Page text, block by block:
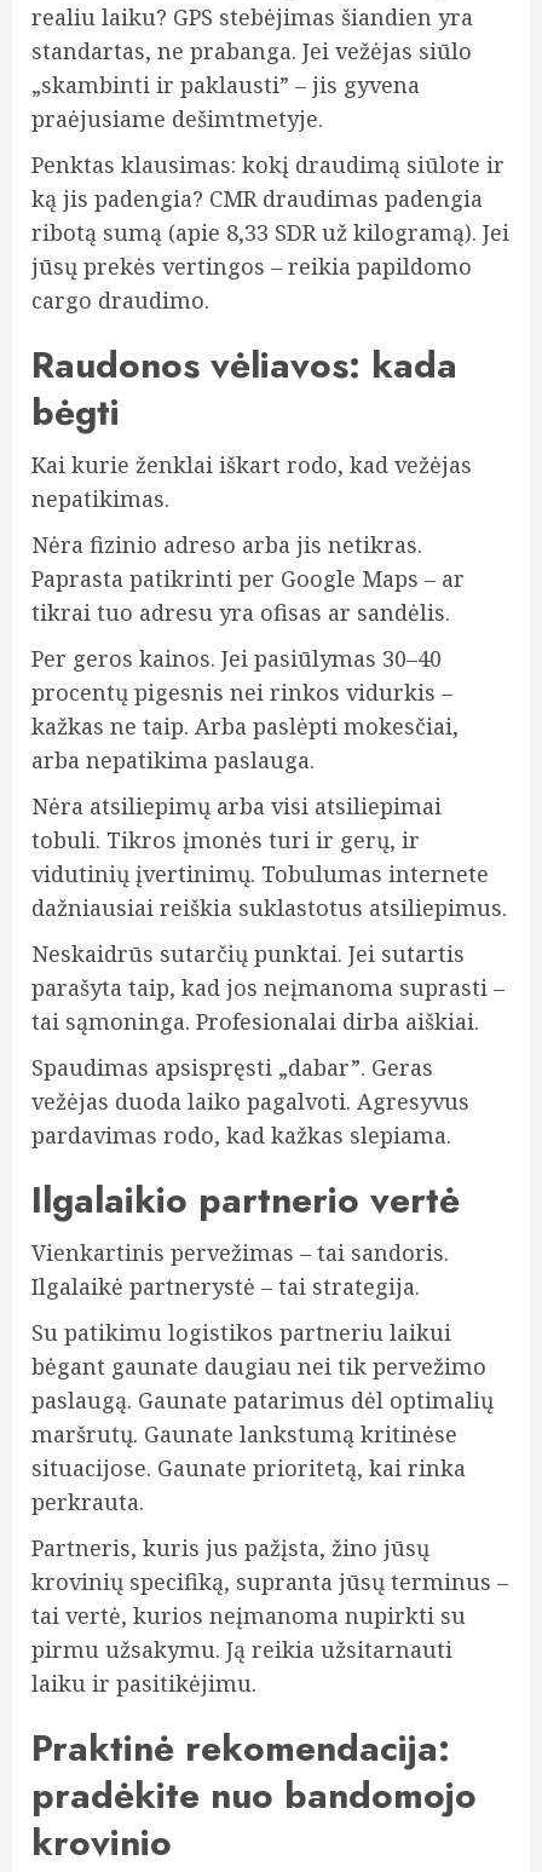
realiu laiku? GPS stebėjimas šiandien yra
standartas, ne prabanga. Jei vežėjas siūlo
„skambinti ir paklausti” – jis gyvena
praėjusiame dešimtmetyje.
Penktas klausimas: kokį draudimą siūlote ir
ką jis padengia? CMR draudimas padengia
ribotą sumą (apie 8,33 SDR už kilogramą). Jei
jūsų prekės vertingos – reikia papildomo
cargo draudimo.
Raudonos vėliavos: kada
bėgti
Kai kurie ženklai iškart rodo, kad vežėjas
nepatikimas.
Nėra fizinio adreso arba jis netikras.
Paprasta patikrinti per Google Maps – ar
tikrai tuo adresu yra ofisas ar sandėlis.
Per geros kainos. Jei pasiūlymas 30–40
procentų pigesnis nei rinkos vidurkis –
kažkas ne taip. Arba paslėpti mokesčiai,
arba nepatikima paslauga.
Nėra atsiliepimų arba visi atsiliepimai
tobuli. Tikros įmonės turi ir gerų, ir
vidutinių įvertinimų. Tobulumas internete
dažniausiai reiškia suklastotus atsiliepimus.
Neskaidrūs sutarčių punktai. Jei sutartis
parašyta taip, kad jos neįmanoma suprasti –
tai sąmoninga. Profesionalai dirba aiškiai.
Spaudimas apsispręsti „dabar”. Geras
vežėjas duoda laiko pagalvoti. Agresyvus
pardavimas rodo, kad kažkas slepiama.
Ilgalaikio partnerio vertė
Vienkartinis pervežimas – tai sandoris.
Ilgalaikė partnerystė – tai strategija.
Su patikimu logistikos partneriu laikui
bėgant gaunate daugiau nei tik pervežimo
paslaugą. Gaunate patarimus dėl optimalių
maršrutų. Gaunate lankstumą kritinėse
situacijose. Gaunate prioritetą, kai rinka
perkrauta.
Partneris, kuris jus pažįsta, žino jūsų
krovinių specifiką, supranta jūsų terminus –
tai vertė, kurios neįmanoma nupirkti su
pirmu užsakymu. Ją reikia užsitarnauti
laiku ir pasitikėjimu.
Praktinė rekomendacija:
pradėkite nuo bandomojo
krovinio